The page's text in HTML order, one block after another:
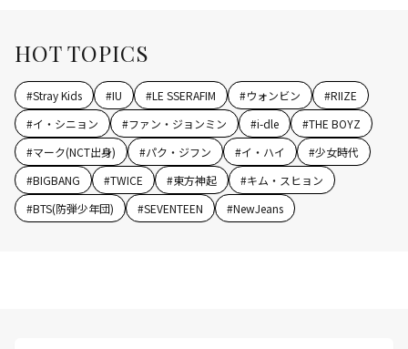
HOT TOPICS
#Stray Kids #IU #LE SSERAFIM #ウォンビン #RIIZE
#イ・シニョン #ファン・ジョンミン #i-dle #THE BOYZ
#マーク(NCT出身) #パク・ジフン #イ・ハイ #少女時代
#BIGBANG #TWICE #東方神起 #キム・スヒョン
#BTS(防弾少年団) #SEVENTEEN #NewJeans